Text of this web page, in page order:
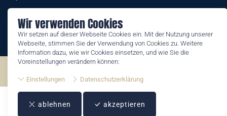
Wir verwenden Cookies
Wir setzen auf dieser Webseite Cookies ein. Mit der Nutzung unserer
Webseite, stimmen Sie der Verwendung von Cookies zu. Weitere
Information dazu, wie wir Cookies einsetzen, und wie Sie die
Voreinstellungen verändern können:
Einstellungen Datenschutzerklärung
ablehnen akzeptieren
Datenschutzerklärung